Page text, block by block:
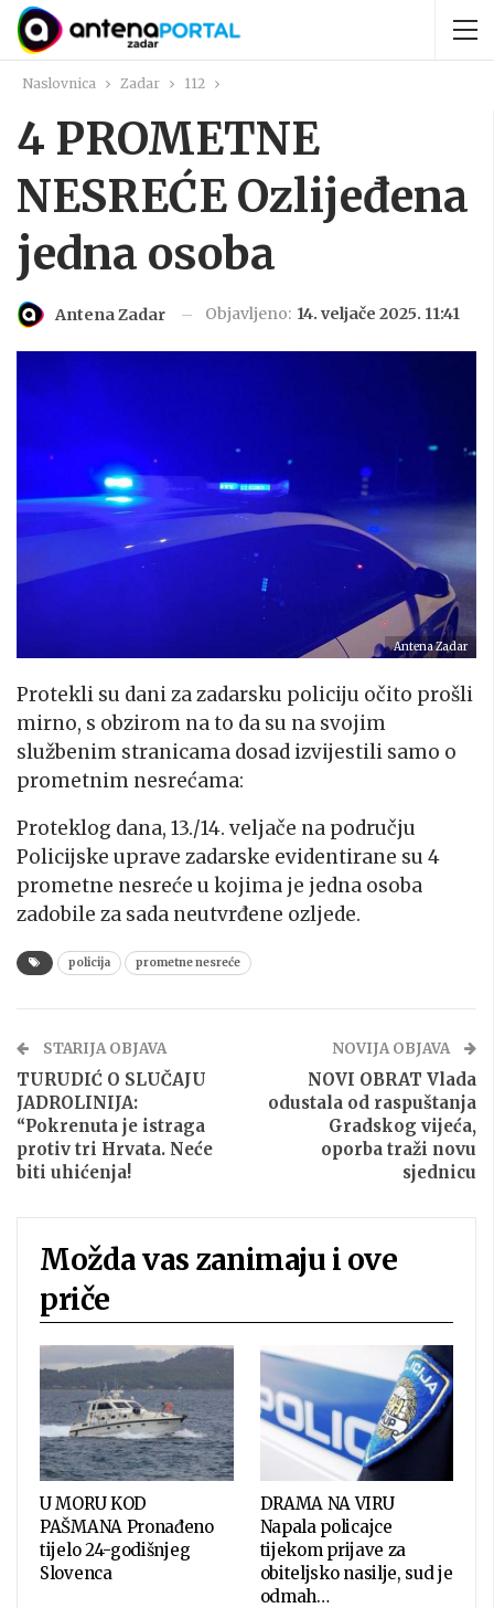
Naslovnica Zadar 112
4 PROMETNE
NESREĆE Ozlijeđena
jedna osoba
Antena Zadar Objavljeno: 14. veljače 2025. 11:41
Antena Zadar
Protekli su dani za zadarsku policiju očito prošli
mirno, s obzirom na to da su na svojim
službenim stranicama dosad izvijestili samo o
prometnim nesrećama:
Proteklog dana, 13./14. veljače na području
Policijske uprave zadarske evidentirane su 4
prometne nesreće u kojima je jedna osoba
zadobile za sada neutvrđene ozljede.
policija prometne nesreće
STARIJA OBJAVA
TURUDIĆ O SLUČAJU
JADROLINIJA:
“Pokrenuta je istraga
protiv tri Hrvata. Neće
biti uhićenja!
NOVIJA OBJAVA
NOVI OBRAT Vlada
odustala od raspuštanja
Gradskog vijeća,
oporba traži novu
sjednicu
Možda vas zanimaju i ove
priče
U MORU KOD
PAŠMANA Pronađeno
tijelo 24-godišnjeg
Slovenca
DRAMA NA VIRU
Napala policajce
tijekom prijave za
obiteljsko nasilje, sud je
odmah…